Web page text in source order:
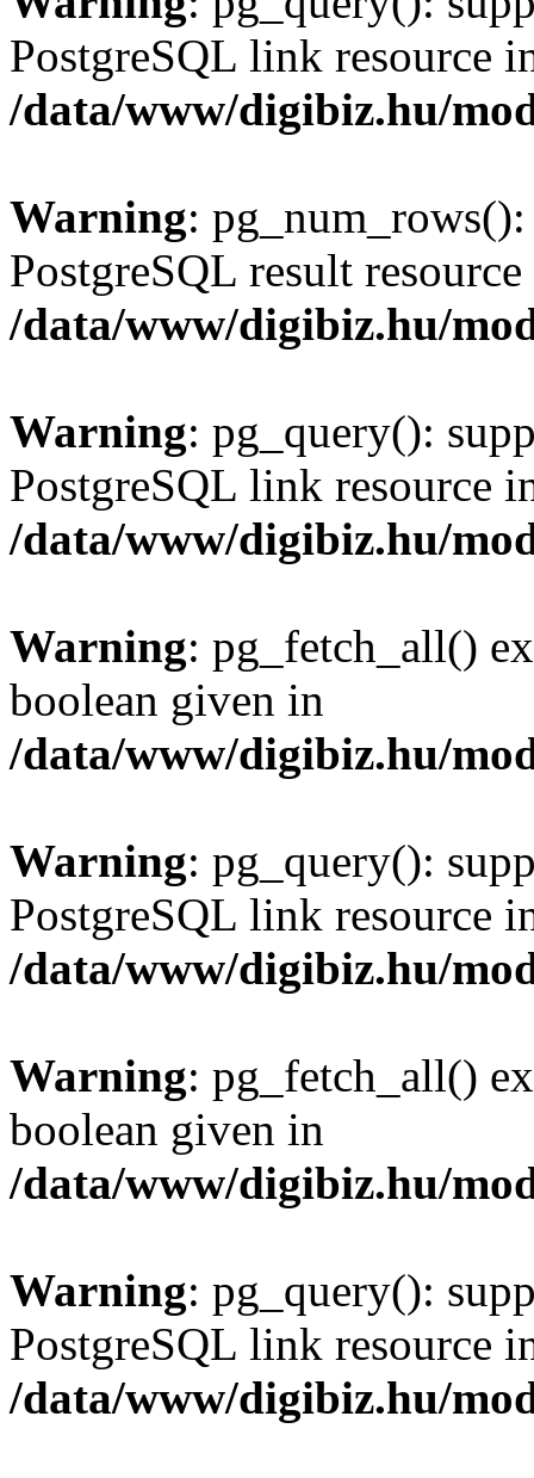
PostgreSQL link resource
/data/www/digibiz.hu/
Warning:
PostgreSQL result
/data/www/digibiz.hu/
Warning: pg_query():
PostgreSQL link resource
/data/www/digibiz.hu/
Warning: pg_fetch_all()
boolean given in
/data/www/digibiz.hu/
Warning: pg_query():
PostgreSQL link resource
/data/www/digibiz.hu/
Warning: pg_fetch_all()
boolean given in
/data/www/digibiz.hu/
Warning: pg_query():
PostgreSQL link resource
/data/www/digibiz.hu/